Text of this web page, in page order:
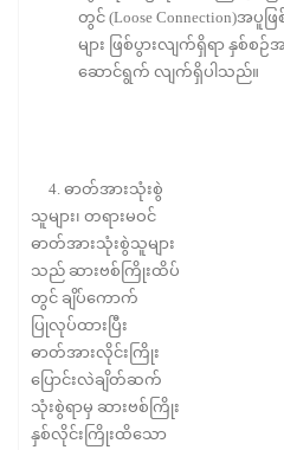
တွင် (Loose Connection)အပူဖ
များ ဖြစ်ပွားလျက်ရှိရာ နှစ်စ
ဆောင်ရွက် လျက်ရှိပါသည်။
4. ဓာတ်အားသုံးစွဲ
သူများ၊ တရားမဝင်
ဓာတ်အားသုံးစွဲသူများ
သည် ဆားဗစ်ကြိုးထိပ်
တွင် ချိပ်ကောက်
ပြုလုပ်ထားပြီး
ဓာတ်အားလိုင်းကြိုး
ပြောင်းလဲချိတ်ဆက်
သုံးစွဲရာမှ ဆားဗစ်ကြိုး
နှစ်လိုင်းကြိုးထိသော